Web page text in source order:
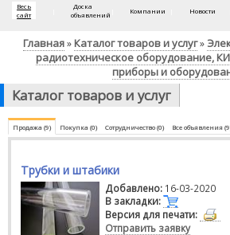
Весь
сайт
Доска
объявлений
Компании Новости
Главная» Каталог товаров и услуг»
радиотехническое оборудование,
приборы и
Каталог товаров и услуг
Продажа (9) Покупка (0) Сотрудничество (0) Все объявления
Трубки и штабики
Добавлено: 16-03-2020
В закладки:
Версия для печати:
Отправить заявку